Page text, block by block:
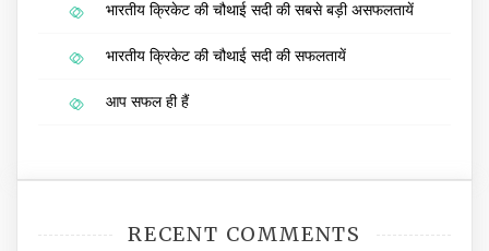
भारतीय क्रिकेट की चौथाई सदी की सबसे बड़ी असफलतायें
भारतीय क्रिकेट की चौथाई सदी की सफलतायें
आप सफल ही हैं
RECENT COMMENTS